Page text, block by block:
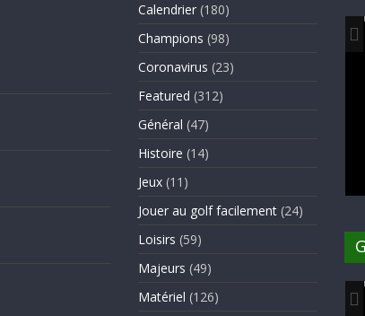
Calendrier (180)
Champions (98)
Coronavirus (23)
Featured (312)
Général (47)
Histoire (14)
Jeux (11)
Jouer au golf facilement (24)
Loisirs (59)
Majeurs (49)
Matériel (126)